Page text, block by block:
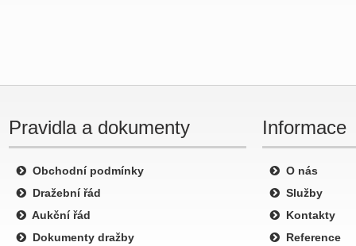
Pravidla a dokumenty
Obchodní podmínky
Dražební řád
Aukční řád
Dokumenty dražby
Informace
O nás
Služby
Kontakty
Reference